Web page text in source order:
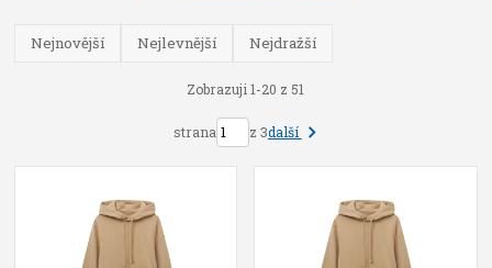
Nejnovější Nejlevnější Nejdražší
Zobrazuji 1-20 z 51
strana z 3další